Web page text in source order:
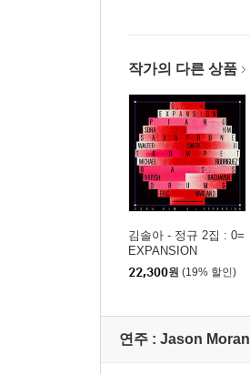
작가의 다른 상품
김솔아 - 정규 2집 : 0=
EXPANSION
22,300원 (19% 할인)
연주 : Jason Moran